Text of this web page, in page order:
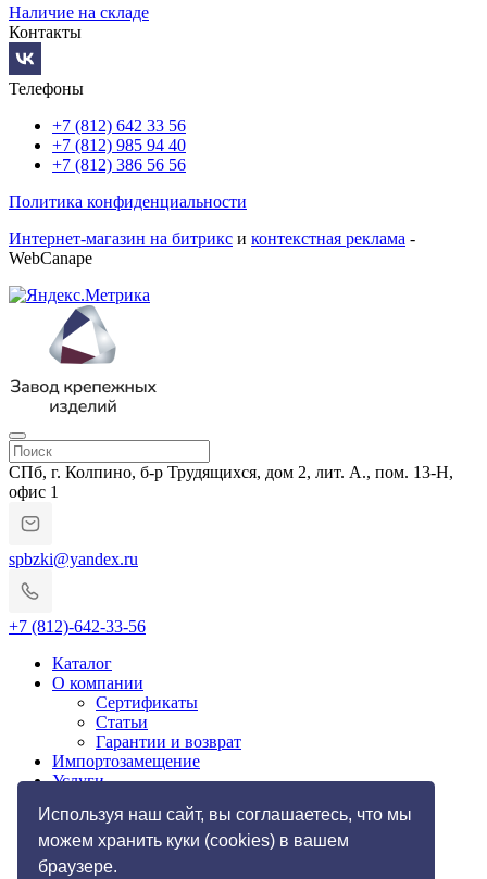
Используя наш сайт, вы соглашаетесь, что мы
можем хранить куки (cookies) в вашем
браузере.
Наличие на складе
Контакты
Телефоны
+7 (812) 642 33 56
+7 (812) 985 94 40
+7 (812) 386 56 56
Политика конфиденциальности
Интернет-магазин на битрикс и контекстная реклама -
WebCanape
СПб, г. Колпино, б-р Трудящихся, дом 2, лит. А., пом. 13-Н,
офис 1
spbzki@yandex.ru
+7 (812)-642-33-56
Каталог
О компании
Сертификаты
Статьи
Гарантии и возврат
Импортозамещение
Услуги
Токарные работы по металлу
Галерея
Фото